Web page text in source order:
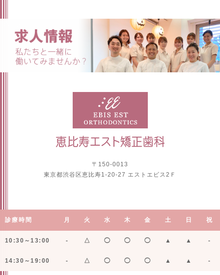
〒150-0013
東京都渋谷区恵比寿1-20-27 エストエビス2Ｆ
診療時間 月 火 水 木 金 土 日 祝
10:30～13:00 - △ ◯ ◯ ◯ ▲ ▲ -
14:30～19:00 - △ ◯ ◯ ◯ ▲ ▲ -